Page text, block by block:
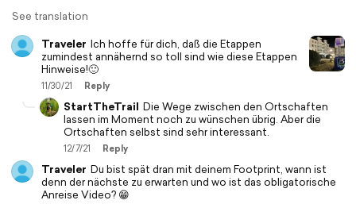
See translation
Traveler Ich hoffe für dich, daß die Etappen
zumindest annähernd so toll sind wie diese Etappen
Hinweise!🙂
11/30/21 Reply
StartTheTrail Die Wege zwischen den Ortschaften
lassen im Moment noch zu wünschen übrig. Aber die
Ortschaften selbst sind sehr interessant.
12/7/21 Reply
Traveler Du bist spät dran mit deinem Footprint, wann ist
denn der nächste zu erwarten und wo ist das obligatorische
Anreise Video? 😁